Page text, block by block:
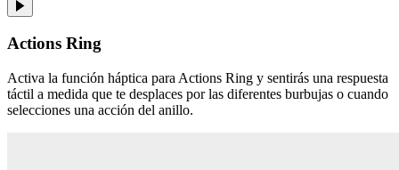
Actions Ring
Activa la función háptica para Actions Ring y sentirás una respuesta
táctil a medida que te desplaces por las diferentes burbujas o cuando
selecciones una acción del anillo.